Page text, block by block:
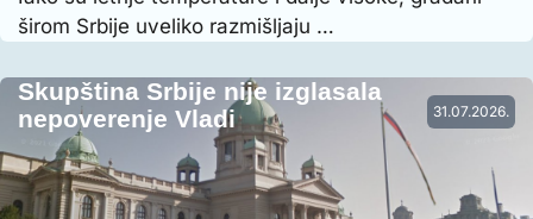
širom Srbije uveliko razmišljaju …
31.07.2026.
Skupština Srbije nije izglasala
nepoverenje Vladi